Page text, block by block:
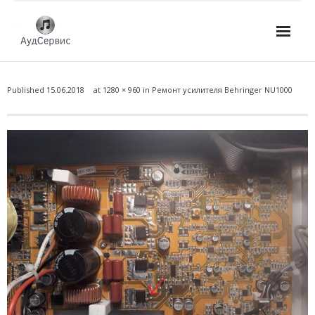
- Ремонт микшерных пультов и консолей
- Ремонт активной акустики
- Ремонт домашних кинотеатров
- Ремонт музыкальных центров
- Ремонт аудио для клубов, ресторанов, школ
- Изготовление усилителей
Published 15.06.2018 at 1280 × 960 in Ремонт усилителя Behringer NU1000